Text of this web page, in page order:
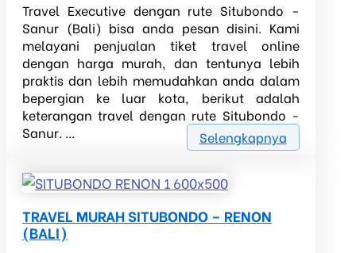
Travel Executive dengan rute Situbondo -
Sanur (Bali) bisa anda pesan disini. Kami
melayani penjualan tiket travel online
dengan harga murah, dan tentunya lebih
praktis dan lebih memudahkan anda dalam
bepergian ke luar kota, berikut adalah
keterangan travel dengan rute Situbondo -
Sanur. ...
Selengkapnya
TRAVEL MURAH SITUBONDO – RENON
(BALI)